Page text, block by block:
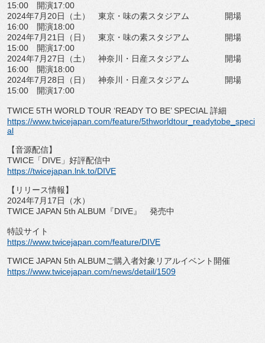
15:00 開演17:00
2024年7月20日（土） 東京・味の素スタジアム 開場
16:00 開演18:00
2024年7月21日（日） 東京・味の素スタジアム 開場
15:00 開演17:00
2024年7月27日（土） 神奈川・日産スタジアム 開場
16:00 開演18:00
2024年7月28日（日） 神奈川・日産スタジアム 開場
15:00 開演17:00
TWICE 5TH WORLD TOUR ‘READY TO BE’ SPECIAL 詳細
https://www.twicejapan.com/feature/5thworldtour_ readytobe_speci
al
【音源配信】
TWICE「DIVE」好評配信中
https://twicejapan.lnk.to/DIVE
【リリース情報】
2024年7月17日（水）
TWICE JAPAN 5th ALBUM『DIVE』 発売中
特設サイト
https://www.twicejapan.com/feature/DIVE
TWICE JAPAN 5th ALBUMご購入者対象リアルイベント開催
https://www.twicejapan.com/news/detail/1509